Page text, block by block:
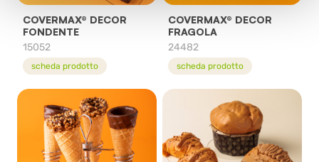
COVERMAX® DECOR
FONDENTE
15052
scheda prodotto
COVERMAX® DECOR
FRAGOLA
24482
scheda prodotto